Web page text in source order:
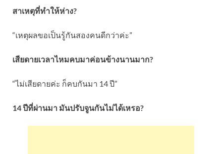
สาเหตุที่ทำให้ห่าง?
“เหตุผลขอเป็นรู้กันสองคนดีกว่าค่ะ”
เสียดายเวลาไหมคบมาค่อนข้างนานมาก?
“ไม่เสียดายค่ะ ก็คบกันมา 14 ปี”
14 ปีที่ผ่านมา มันปรับจูนกันไม่ได้เหรอ?